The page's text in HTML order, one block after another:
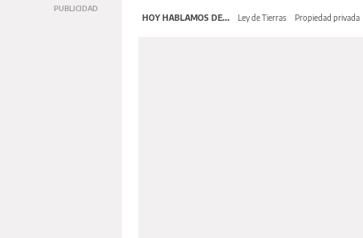
HOY HABLAMOS DE... Ley de Tierras Propiedad privada